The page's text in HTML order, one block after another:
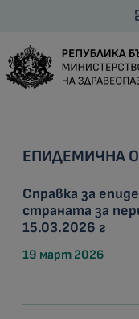
ЕПИДЕМИЧНА
Справка за
страната за
15.03.2026 г
19 март 2026